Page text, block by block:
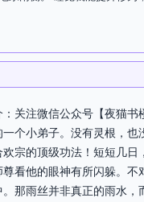
关注微信公众号【夜猫
个小弟子。没有灵根，
宗的顶级功法！短短几
尊看他的眼神有所闪
那雨丝并非真正的雨水